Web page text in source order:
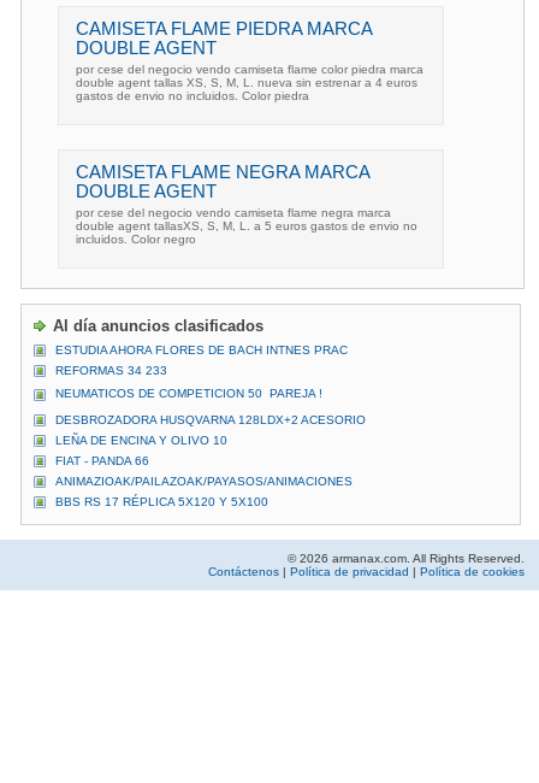
CAMISETA FLAME PIEDRA MARCA
DOUBLE AGENT
por cese del negocio vendo camiseta flame color piedra marca
double agent tallas XS, S, M, L. nueva sin estrenar a 4 euros
gastos de envio no incluidos. Color piedra
CAMISETA FLAME NEGRA MARCA
DOUBLE AGENT
por cese del negocio vendo camiseta flame negra marca
double agent tallasXS, S, M, L. a 5 euros gastos de envio no
incluidos. Color negro
Al día anuncios clasificados
ESTUDIA AHORA FLORES DE BACH INTNES PRAC
REFORMAS 34 233
NEUMATICOS DE COMPETICION 50  PAREJA !
DESBROZADORA HUSQVARNA 128LDX+2 ACESORIO
LEÑA DE ENCINA Y OLIVO 10
FIAT - PANDA 66
ANIMAZIOAK/PAILAZOAK/PAYASOS/ANIMACIONES
BBS RS 17 RÉPLICA 5X120 Y 5X100
© 2026 armanax.com. All Rights Reserved.
Contáctenos | Política de privacidad | Política de cookies